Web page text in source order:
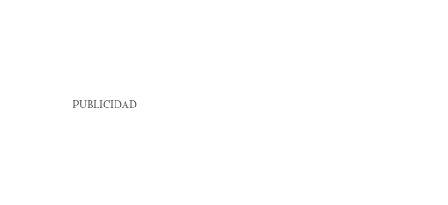
PUBLICIDAD